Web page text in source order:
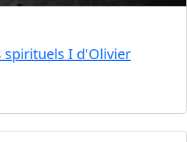
spirituels I d'Olivier